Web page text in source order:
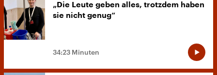
„Die Leute geben alles, trotzdem haben
sie nicht genug“
34:23 Minuten